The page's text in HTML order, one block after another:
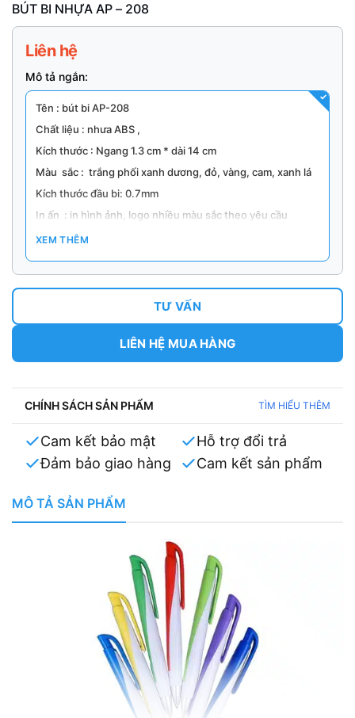
BÚT BI NHỰA AP – 208
Liên hệ
Mô tả ngắn:
Tên : bút bi AP-208
Chất liệu : nhưa ABS ,
Kích thước : Ngang 1.3 cm * dài 14 cm
Màu sắc : trắng phối xanh dương, đỏ, vàng, cam, xanh lá
Kích thước đầu bi: 0.7mm
In ấn : in hình ảnh, logo nhiều màu sắc theo yêu cầu
Bút thích hợp dùng làm quà tặng, khuyến mãi
hộp/thùng carton /1.000 cây .
XEM THÊM
TƯ VẤN
LIÊN HỆ MUA HÀNG
CHÍNH SÁCH SẢN PHẨM TÌM HIỂU THÊM
Cam kết bảo mật
Hỗ trợ đổi trả
Đảm bảo giao hàng
Cam kết sản phẩm
MÔ TẢ SẢN PHẨM